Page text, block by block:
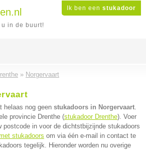
Ik ben een stukadoor
in de buurt!
» Norgervaart
helaas nog geen stukadoors in Norgervaart.
provincie Drenthe (stukadoor Drenthe). Voer
postcode in voor de dichtstbijzijnde stukadoors
stukadoors om via één e-mail in contact te
tegelijk. Hieronder worden nu overige